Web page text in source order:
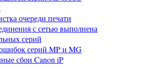
очереди печати
с сетью выполнена
серий
серий MP и MG
сбои Canon iP